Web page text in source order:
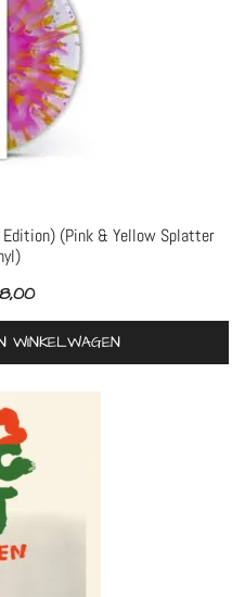
(Pink & Yellow Splatter
WINKELWAGEN